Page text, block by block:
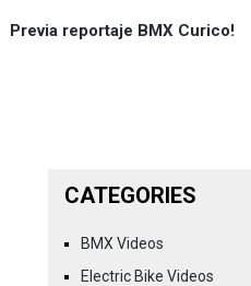
Previa reportaje BMX Curico!
CATEGORIES
BMX Videos
Electric Bike Videos